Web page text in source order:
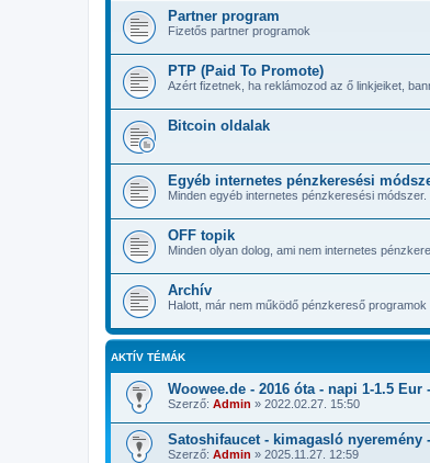
Partner program
Fizetős partner programok
PTP (Paid To Promote)
Azért fizetnek, ha reklámozod az ő linkjeiket,
Bitcoin oldalak
Egyéb internetes pénzkeresési
Minden egyéb internetes pénzkeresési módszer.
OFF topik
Minden olyan dolog, ami nem internetes
Archív
Halott, már nem működő pénzkereső programok
AKTÍV TÉMÁK
Woowee.de - 2016 óta - napi 1-1.5
Szerző: Admin » 2022.02.27. 15:50
Satoshifaucet - kimagasló
Szerző: Admin » 2025.11.27. 12:59